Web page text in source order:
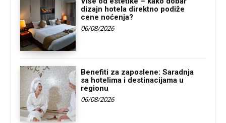
dizajn hotela direktno podiže
cene noćenja?
06/08/2026
Benefiti za zaposlene: Saradnja
sa hotelima i destinacijama u
regionu
06/08/2026